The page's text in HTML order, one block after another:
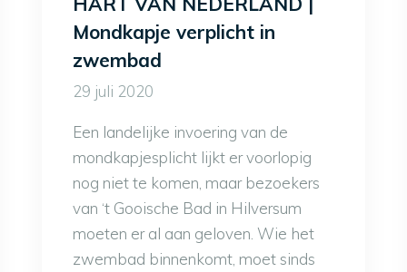
Mondkapje verplicht in
zwembad
29 juli 2020
Een landelijke invoering van de
mondkapjesplicht lijkt er voorlopig
nog niet te komen, maar bezoekers
van ‘t Gooische Bad in Hilversum
moeten er al aan geloven. Wie het
zwembad binnenkomt, moet sinds